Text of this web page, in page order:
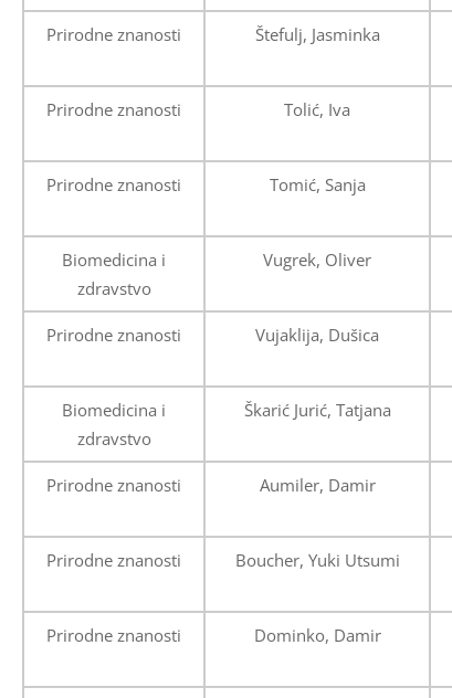
Prirodne znanosti Štefulj, Jasminka
Prirodne znanosti Tolić, Iva
Prirodne znanosti Tomić, Sanja
Biomedicina i
zdravstvo
Vugrek, Oliver
Prirodne znanosti Vujaklija, Dušica
Biomedicina i
zdravstvo
Škarić Jurić, Tatjana
Prirodne znanosti Aumiler, Damir
Prirodne znanosti Boucher, Yuki Utsumi
Prirodne znanosti Dominko, Damir